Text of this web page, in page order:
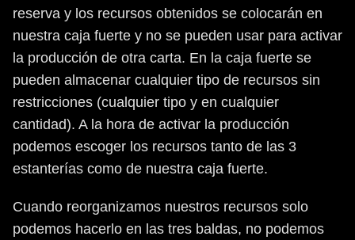
reserva y los recursos obtenidos se colocarán en
nuestra caja fuerte y no se pueden usar para activar
la producción de otra carta. En la caja fuerte se
pueden almacenar cualquier tipo de recursos sin
restricciones (cualquier tipo y en cualquier
cantidad). A la hora de activar la producción
podemos escoger los recursos tanto de las 3
estanterías como de nuestra caja fuerte.
Cuando reorganizamos nuestros recursos solo
podemos hacerlo en las tres baldas, no podemos